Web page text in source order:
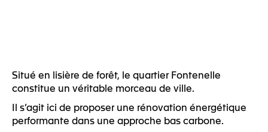
Situé en lisière de forêt, le quartier Fontenelle
constitue un véritable morceau de ville.
Il s’agit ici de proposer une rénovation énergétique
performante dans une approche bas carbone.